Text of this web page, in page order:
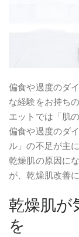
偏食や過度のダ
な経験をお持ち
エットでは「肌
偏食や過度のダ
ル」の不足が主
乾燥肌の原因に
が、乾燥肌改善
乾燥肌が
を